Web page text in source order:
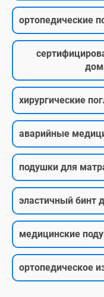
ортопедические
хирургические
аварийные
подушки для
эластичный бинт
медицинские
ортопедическое